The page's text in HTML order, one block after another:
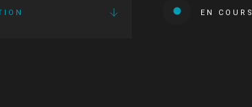
EN COURS